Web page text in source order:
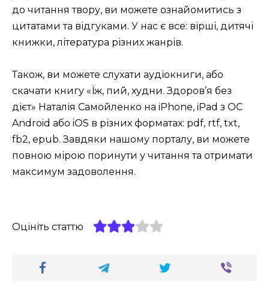
до читання твору, ви можете ознайомитись з
цитатами та відгуками. У нас є все: вірші, дитячі
книжки, література різних жанрів.
Також, ви можете слухати аудіокниги, або
скачати книгу «Їж, пий, худни. Здоров’я без
дієт» Наталія Самойленко на iPhone, iPad з ОС
Android або iOS в різних форматах: pdf, rtf, txt,
fb2, epub. Завдяки нашому порталу, ви можете
повною мірою поринути у читання та отримати
максимум задоволення.
Оцініть статтю